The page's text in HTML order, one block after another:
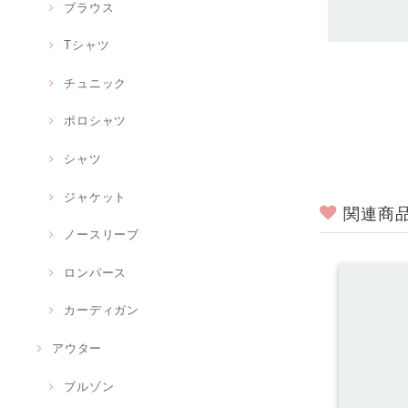
ブラウス
Tシャツ
チュニック
ポロシャツ
シャツ
ジャケット
ノースリーブ
ロンパース
カーディガン
アウター
ブルゾン
関連商